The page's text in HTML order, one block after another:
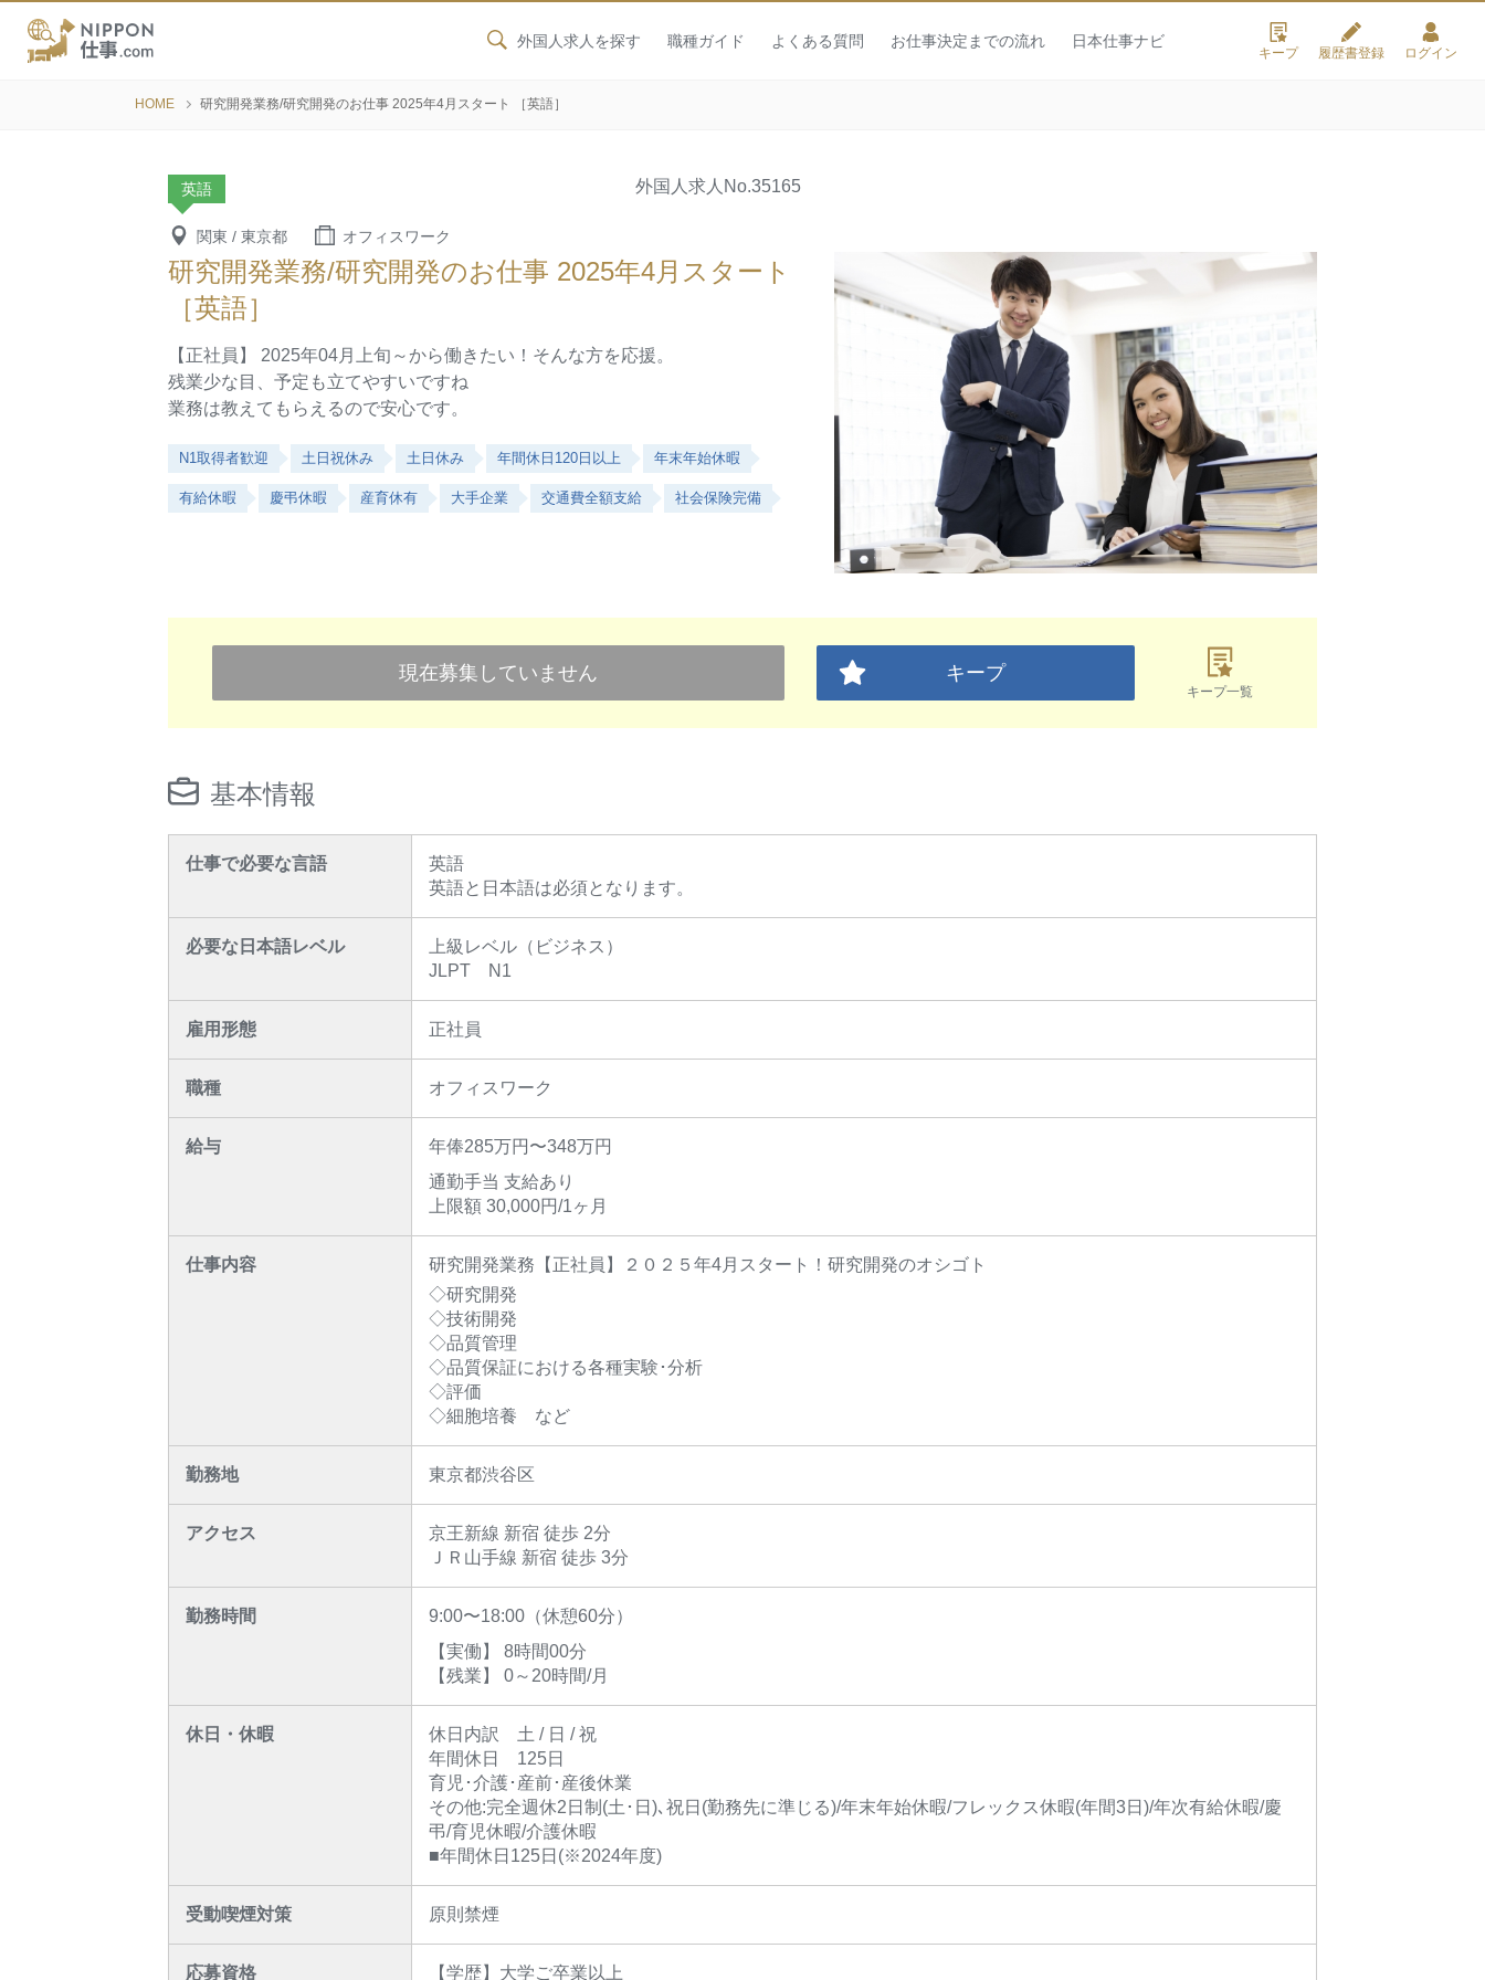
外国人求人を探す 職種ガイド よくある質問 お仕事決定までの流れ 日本仕事ナビ
キープ 履歴書登録 ログイン
HOME 研究開発業務/研究開発のお仕事 2025年4月スタート ［英語］
英語 外国人求人 No.35165
関東 / 東京都 オフィスワーク
研究開発業務/研究開発のお仕事 2025年4月スタート
［英語］
【正社員】 2025年04月上旬～から働きたい！そんな方を応援。
残業少な目、予定も立てやすいですね
業務は教えてもらえるので安心です。
N1取得者歓迎 土日祝休み 土日休み 年間休日120日以上 年末年始休暇
有給休暇 慶弔休暇 産育休有 大手企業 交通費全額支給 社会保険完備
現在募集していません キープ
キープ一覧
基本情報
仕事で必要な言語
英語
英語と日本語は必須となります。
必要な日本語レベル
上級レベル（ビジネス）
JLPT N1
雇用形態 正社員
職種 オフィスワーク
給与
年俸285万円〜348万円
通勤手当 支給あり
上限額 30,000円/1ヶ月
仕事内容
研究開発業務【正社員】２０２５年4月スタート！研究開発のオシゴト
◇研究開発
◇技術開発
◇品質管理
◇品質保証における各種実験･分析
◇評価
◇細胞培養 など
勤務地 東京都渋谷区
アクセス
京王新線 新宿 徒歩 2分
ＪＲ山手線 新宿 徒歩 3分
勤務時間
9:00〜18:00（休憩60分）
【実働】 8時間00分
【残業】 0～20時間/月
休日・休暇
休日内訳 土 / 日 / 祝
年間休日 125日
育児･介護･産前･産後休業
その他:完全週休2日制(土･日)､祝日(勤務先に準じる)/年末年始休暇/フレックス休暇(年間3日)/年次有給休暇/慶
弔/育児休暇/介護休暇
■年間休日125日(※2024年度)
受動喫煙対策 原則禁煙
応募資格 【学歴】大学ご卒業以上